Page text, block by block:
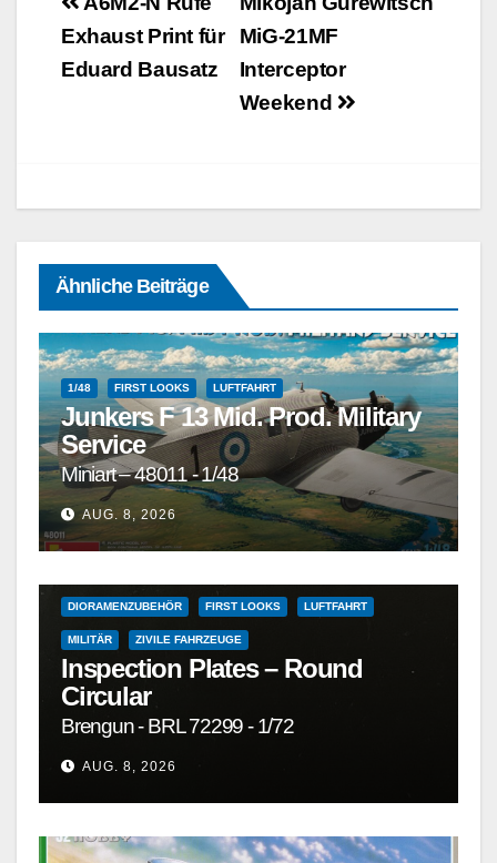
MiG-21MF
Interceptor
Weekend
Exhaust Print für
Eduard Bausatz
Ähnliche Beiträge
1/48 FIRST LOOKS LUFTFAHRT
Junkers F 13 Mid. Prod. Military
Service
Miniart – 48011 - 1/48
AUG. 8, 2026
1/72 1/72 UND GRÖSSER 1/72 UND KLEINER
DETAILSÄTZE, MASKEN, DECALS UND ZUBEHÖR
DIORAMENZUBEHÖR FIRST LOOKS LUFTFAHRT
MILITÄR ZIVILE FAHRZEUGE
Inspection Plates – Round
Circular
Brengun - BRL 72299 - 1/72
AUG. 8, 2026